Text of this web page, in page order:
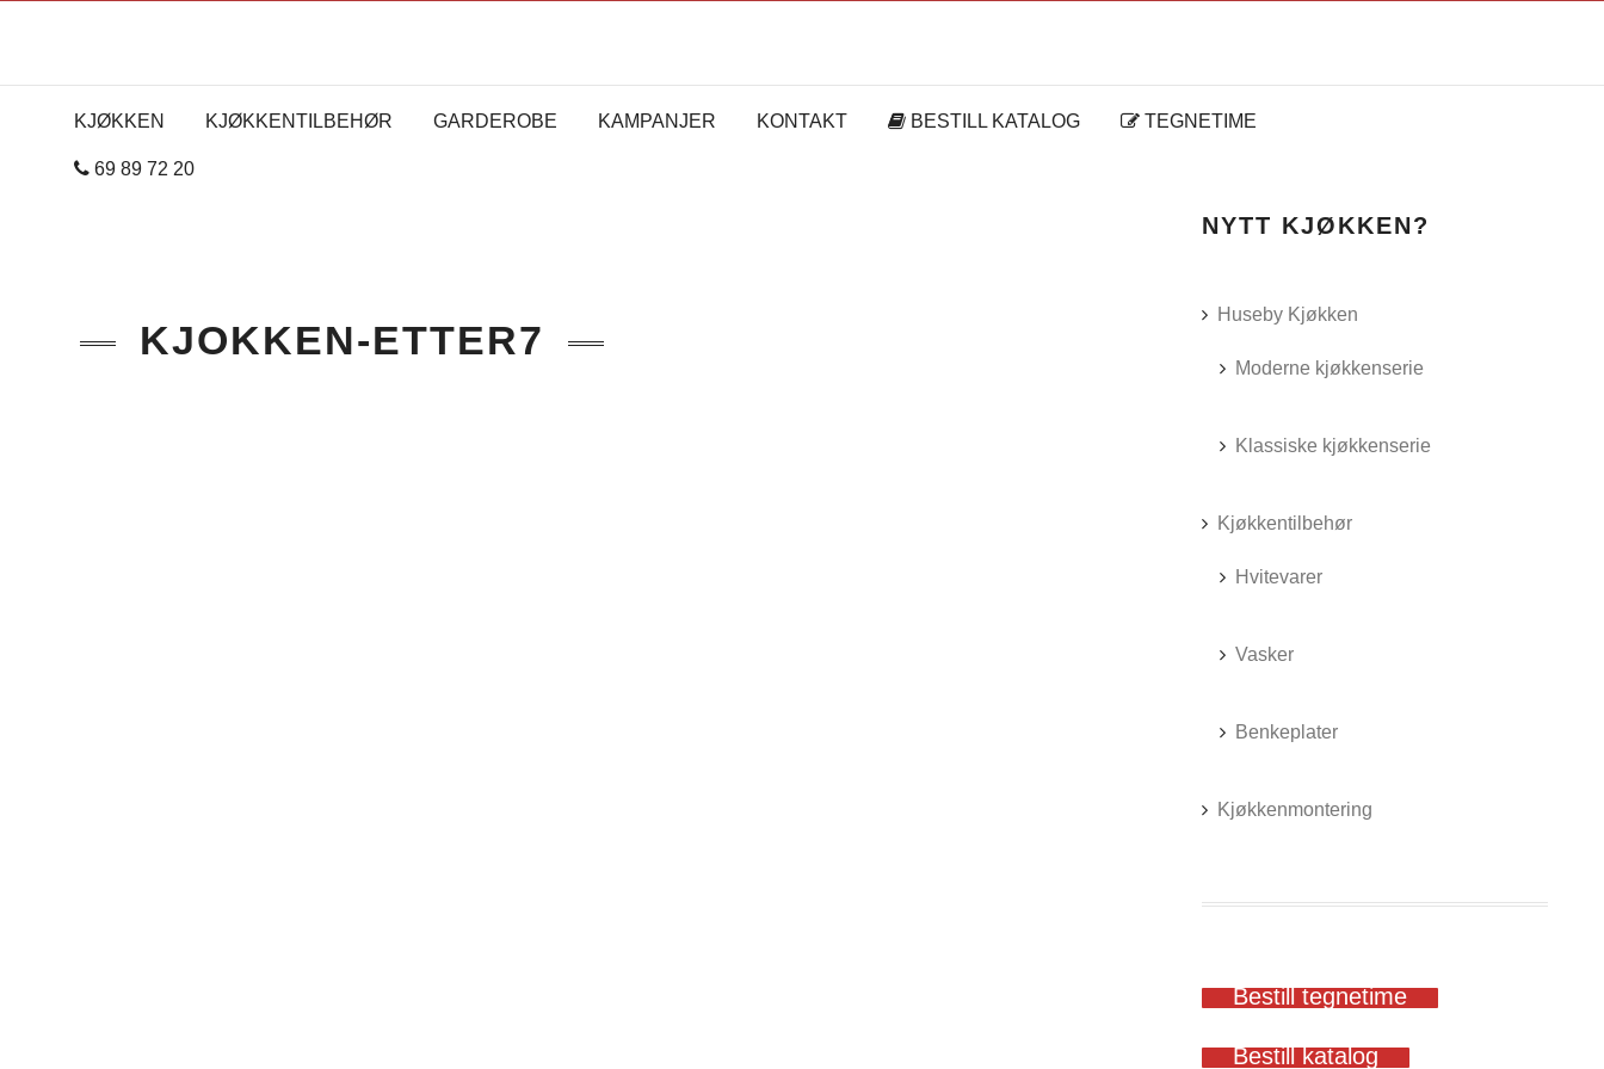
KJØKKEN KJØKKENTILBEHØR GARDEROBE KAMPANJER KONTAKT BESTILL KATALOG TEGNETIME
69 89 72 20
KJOKKEN-ETTER7
NYTT KJØKKEN?
Huseby Kjøkken
Moderne kjøkkenserie
Klassiske kjøkkenserie
Kjøkkentilbehør
Hvitevarer
Vasker
Benkeplater
Kjøkkenmontering
Bestill tegnetime
Bestill katalog